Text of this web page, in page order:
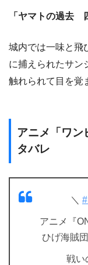
「ヤマトの過去
城内では一味と飛
に捕えられたサン
触れられて目を覚
アニメ「ワン
タバレ
＼
アニメ『
ひげ海賊
戦い